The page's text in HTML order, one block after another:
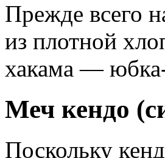
Прежде всего
из плотной
хакама —
Меч кендо
Поскольку